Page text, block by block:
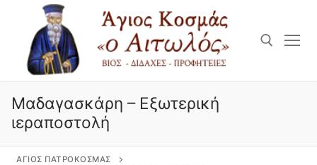
Μετάβαση
περιεχόμενο
Αναζήτηση για:
Μαδαγασκάρη – Εξωτερική
ιεραποστολή
ΆΓΙΟΣ ΠΑΤΡΟΚΟΣΜΆΣ